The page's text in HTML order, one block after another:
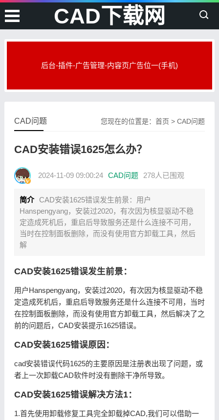
CAD下载网
后台-插件-广告管理-内容页广告位一(手机)
您现在的位置是：首页 >CAD问题
CAD问题
CAD安装错误1625怎么办？
2024-11-09 09:00:24 CAD问题 278人已围观
简介
CAD安装1625错误发生前景：用户
Hanspengyang，安装过2020，有次因为核显驱动不稳
定造成死机后，重启后导致服务还是什么连接不可用，
当时在控制面板删除，而没有使用官方卸载工具，然后
解
CAD安装1625错误发生前景：
用户Hanspengyang，安装过2020，有次因为核显驱动不稳
定造成死机后，重启后导致服务还是什么连接不可用，当时
在控制面板删除，而没有使用官方卸载工具，然后解决了之
前的问题后，CAD安装提示1625错误。
CAD安装1625错误原因：
cad安装错误代码1625的主要原因是注册表出现了问题，或
者上一次卸载CAD软件时没有删除干净所导致。
CAD安装1625错误解决方法1：
1.首先使用卸载修复工具完全卸载掉CAD,我们可以借助一